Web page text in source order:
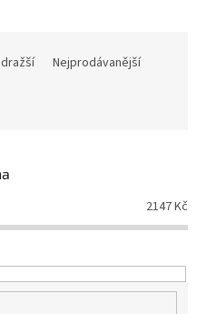
Nejprodávanější
2147Kč